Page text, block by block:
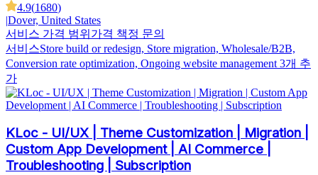
4.9(1680)
|Dover, United States
서비스 가격 범위 가격 책정 문의
서비스Store build or redesign, Store migration, Wholesale/B2B,
Conversion rate optimization, Ongoing website management 3개 추
가
KLoc - UI/UX | Theme Customization | Migration |
Custom App Development | AI Commerce |
Troubleshooting | Subscription